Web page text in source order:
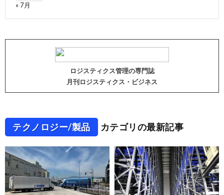
« 7月
ロジスティクス管理の専門誌
月刊ロジスティクス・ビジネス
テクノロジー/製品 カテゴリの最新記事